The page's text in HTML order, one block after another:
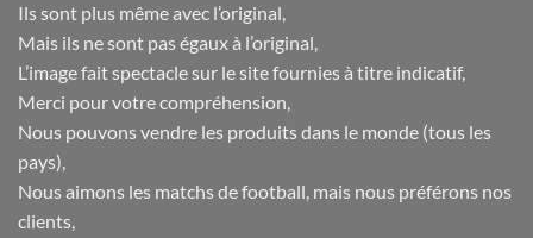
Ils sont plus même avec l’original,
Mais ils ne sont pas égaux à l’original,
L’image fait spectacle sur le site fournies à titre indicatif,
Merci pour votre compréhension,
Nous pouvons vendre les produits dans le monde (tous les
pays),
Nous aimons les matchs de football, mais nous préférons nos
clients,